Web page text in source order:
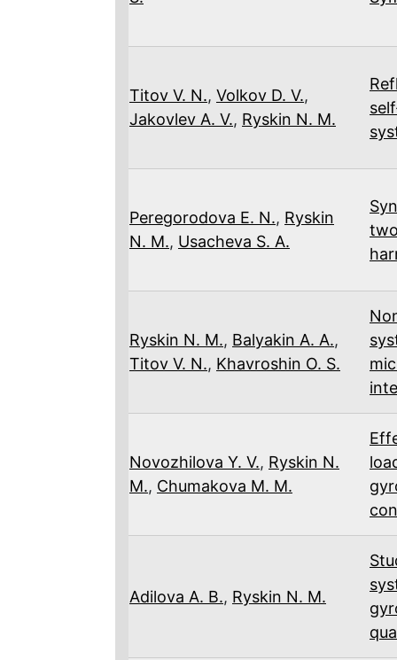
Titov V. N., Volkov D. V.,
Jakovlev A. V., Ryskin N. M.
Peregorodova E. N., Ryskin
N. M., Usacheva S. A.
Ryskin N. M., Balyakin A. A.,
Titov V. N., Khavroshin O. S.
Novozhilova Y. V., Ryskin N.
M., Chumakova M. M.
Adilova A. B., Ryskin N. M.